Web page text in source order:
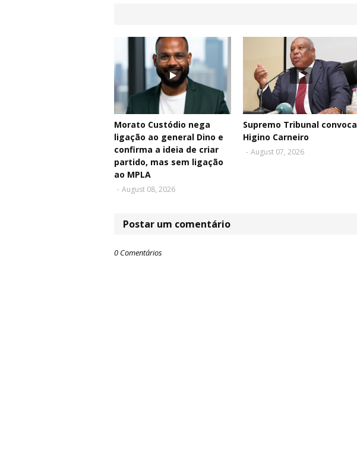
Morato Custódio nega
ligação ao general Dino e
confirma a ideia de criar
partido, mas sem ligação
ao MPLA
- August 08, 2026
Supremo Tribunal convoca
Higino Carneiro
- August 07, 2026
Postar um comentário
0 Comentários